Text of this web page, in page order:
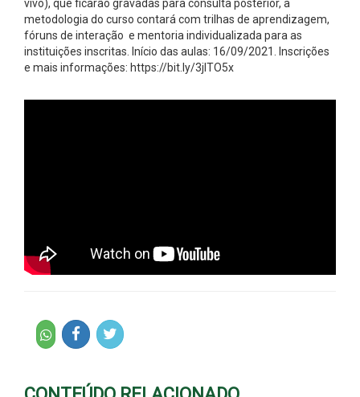
vivo), que ficarão gravadas para consulta posterior, a
metodologia do curso contará com trilhas de aprendizagem,
fóruns de interação e mentoria individualizada para as
instituições inscritas. Início das aulas: 16/09/2021. Inscrições
e mais informações: https://bit.ly/3jlTO5x